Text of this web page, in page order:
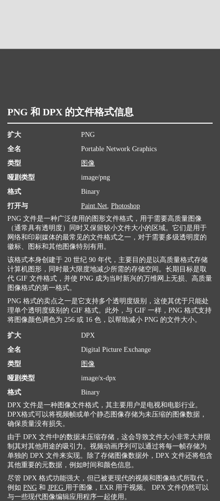
PNG 和 DPX 的文件格式信息
扩大
PNG
全名
Portable Network Graphics
类型
图像
哑剧类型
image/png
格式
Binary
打开与
Paint.Net, Photoshop
PNG 文件是一种广泛使用的图形文件格式，用于需要高质量图像
（通常具有透明度）同时又保留较小文件大小的区域。它们是用于
网络和印刷媒体的最常见的文件格式之一，对于需要多级透明度的
徽标、图标和其他图像特别有用。
该格式本身创建于 20 世纪 90 年代，主要目的是以高质量格式存储
计算机图形，同时最大限度地减少所需的存储空间。长期目标是取
代 GIF 文件格式，并使 PNG 成为当时新兴的万维网上无损、高质量
图像格式的第一格式。
PNG 格式的卖点之一是它支持多个透明度级别，这使其优于只能处
理单个透明度级别的 GIF 格式。此外，与 GIF 一样，PNG 格式支持
将图像颜色调色为 256 或 16 色，以帮助减小 PNG 的文件大小。
扩大
DPX
全名
Digital Picture Exchange
类型
图像
哑剧类型
image/x-dpx
格式
Binary
DPX 文件是一种图像文件格式，其主要用户是电视和电影行业。
DPX格式可以将视频帧或单个静态图像存储为未压缩的图像数据，
确保质量没有损失。
由于 DPX 文件中的数据未压缩存储，这会导致文件大小非常大并限
制其对其他用途的吸引力。视频动画序列可以通过将每一帧存储为
单独的 DPX 文件来实现。除了存储图像数据外，DPX 文件还将包含
其他重要的元数据，例如时间和颜色信息。
尽管 DPX 格式功能强大，但已被更现代的视频和图像格式所取代，
例如 PNG 和 JPEG 用于图像，EXR 用于视频。 DPX 文件仍然可以
与一些现代图像编辑应用程序一起使用。